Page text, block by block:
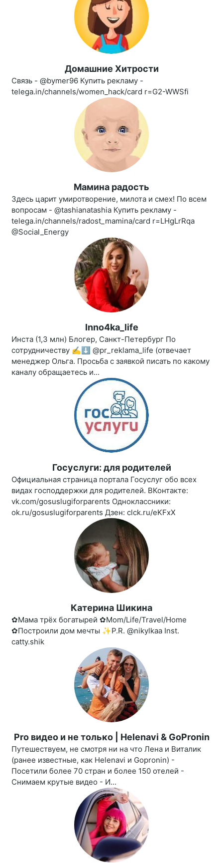
Домашние Хитрости
Связь - @bymer96 Купить рекламу -
telega.in/channels/women_hack/card r=G2-WWSfi
Мамина радость
Здесь царит умиротворение, милота и смех! По всем
вопросам - @tashianatashia Купить рекламу -
telega.in/channels/radost_mamina/card r=LHgLrRqa
@Social_Energy
Inno4ka_life
Инста (1,3 млн) Блогер, Санкт-Петербург По
сотрудничеству ✍️⬇️ @pr_reklama_life (отвечает
менеджер Ольга. Просьба с заявкой писать по какому
каналу обращаетесь и...
Госуслуги: для родителей
Официальная страница портала Госуслуг обо всех
видах господдержки для родителей. ВКонтакте:
vk.com/gosuslugiforparents Одноклассники:
ok.ru/gosuslugiforparents Дзен: clck.ru/eKFxX
Катерина Шикина
✿Мама трёх богатырей ✿Mom/Life/Travel/Home
✿Построили дом мечты ✨P.R. @nikylkaa Inst.
catty.shik
Pro видео и не только | Helenavi & GoPronin
Путешествуем, не смотря ни на что Лена и Виталик
(ранее известные, как Helenavi и Gopronin) -
Посетили более 70 стран и более 150 отелей -
Снимаем крутые видео - И...